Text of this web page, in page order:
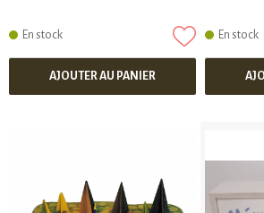
En stock
AJOUTER AU PANIER
En stock